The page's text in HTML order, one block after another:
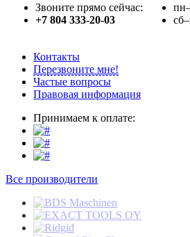
Звоните прямо сейчас:
+7 804 333-20-03
Контакты
Перезвоните мне!
Частые вопросы
Правовая информация
Принимаем к оплате:
Все производители